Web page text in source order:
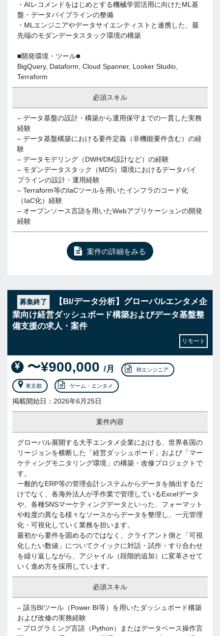
・AIレコメンドをはじめとする機械学習活用に向けたML基
盤・データパイプラインの整備
・MLエンジニアやデータサイエンティストと連携した、最
先端のモダンデータスタック環境の構築
■開発環境・ツール■
BigQuery, Dataform, Cloud Spanner, Looker Studio,
Terraform
必須スキル
– データ基盤の設計・構築から運用保守までの一貫した実務
経験
– データ基盤構築における要件定義（非機能要件含む）の経
験
– データモデリング（DWH/DM設計など）の経験
– モダンデータスタック（MDS）環境におけるデータパイ
プラインの設計・運用経験
– Terraform等のIaCツールを用いたインフラのコード化
（IaC化）経験
– オープンソース言語を用いたWebアプリケーションの開発
経験
案件の詳細をみる
募集終了
【BI/データ分析】グローバルエンタメ企
業向け経営ダッシュボード構築およびデータ基盤整
備支援の求人・案件
リモート
〜¥900,000 /月 BIエンジニア
東京都 ゲーム・エンタメ
掲載開始日：2026年6月25日
案件内容
グローバル展開する大手エンタメ企業における、世界各国の
リージョンを横断した「経営ダッシュボード」および「マー
ケティングモニタリング環境」の構築・改修プロジェクトで
す。
一般的なERP等の管理会計システムからデータを抽出するだ
けでなく、各海外法人が手作業で管理しているExcelデータ
や、各種SNSマーケティングデータといった、フォーマット
や粒度の異なる様々なソースからデータを整理し、一元管理
化・可視化していく業務を担います。
最初から要件を固めるのではなく、クライアント側と「可視
化したい数値」についてクイックに対話・試作・すり合わせ
を繰り返しながら、アジャイル（段階的追加）に変革させて
いく進め方を採用しています。
必須スキル
– 該当BIツール（Power BI等）を用いたダッシュボード構築
および改修の実務経験
– プログラミング言語（Python）またはデータベース操作言